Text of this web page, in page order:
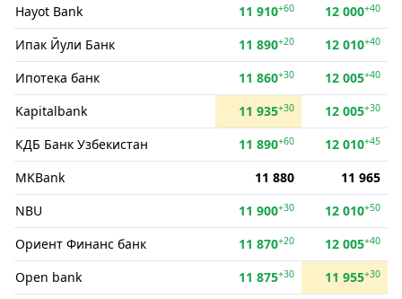
Hayot Bank 11 910+60 12 000+40
Ипак Йули Банк 11 890+20 12 010+40
Ипотека банк 11 860+30 12 005+40
Kapitalbank 11 935+30 12 005+30
КДБ Банк Узбекистан 11 890+60 12 010+45
MKBank 11 880
11 965
NBU
11 900+30 12 010+50
Ориент Финанс банк 11 870+20 12 005+40
Open bank 11 875+30 11 955+30